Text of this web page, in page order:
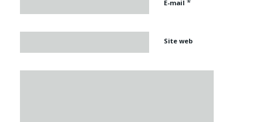
E-mail
Site web